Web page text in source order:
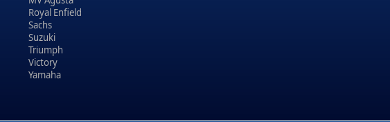
Royal Enfield
Sachs
Suzuki
Triumph
Victory
Yamaha